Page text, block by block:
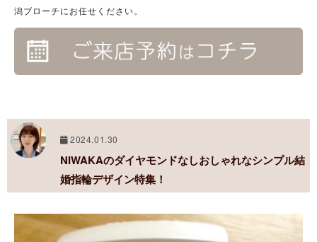
潟ブローチにお任せください。
2024.01.30
NIWAKAのダイヤモンドなしおしゃれなシンプル結
婚指輪デザイン特集！